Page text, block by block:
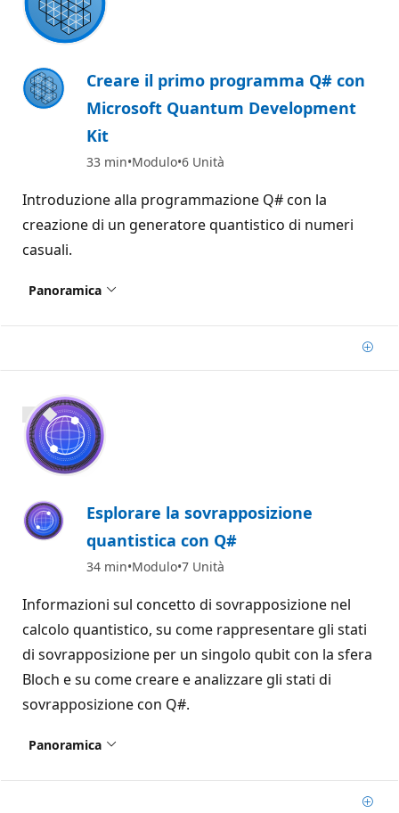
Creare il primo programma Q# con
Microsoft Quantum Development
Kit
33 min Modulo 6 Unità
Introduzione alla programmazione Q# con la
creazione di un generatore quantistico di numeri
casuali.
Panoramica
800 XP
Esplorare la sovrapposizione
quantistica con Q#
34 min Modulo 7 Unità
Informazioni sul concetto di sovrapposizione nel
calcolo quantistico, su come rappresentare gli stati
di sovrapposizione per un singolo qubit con la sfera
Bloch e su come creare e analizzare gli stati di
sovrapposizione con Q#.
Panoramica